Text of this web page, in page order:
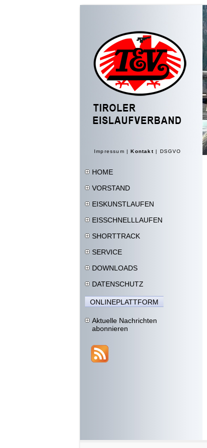
Impressum |Kontakt| DSGVO
HOME
VORSTAND
EISKUNSTLAUFEN
EISSCHNELLLAUFEN
SHORTTRACK
SERVICE
DOWNLOADS
DATENSCHUTZ
ONLINEPLATTFORM
Aktuelle Nachrichten
abonnieren